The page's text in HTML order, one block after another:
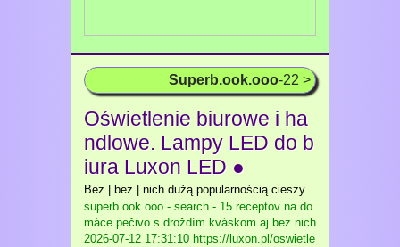
Superb.ook.ooo-22 >
Oświetlenie biurowe i ha
ndlowe. Lampy LED do b
iura Luxon LED ●
Bez | bez | nich dużą popularnością cieszy
superb.ook.ooo - search - 15 receptov na do
máce pečivo s droždím kváskom aj bez nich
2026-07-12 17:31:10 https://luxon.pl/oswietle